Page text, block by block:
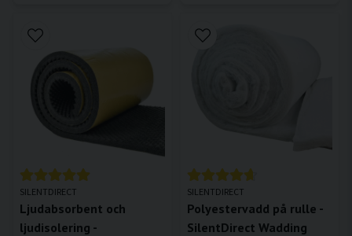
SILENTDIRECT
Ljudabsorbent och
ljudisolering -
SILENTDIRECT
Polyestervadd på rulle -
SilentDirect Wadding